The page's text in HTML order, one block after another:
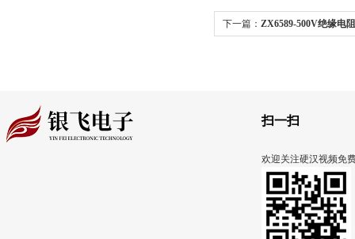
下一篇： ZX6589-500V绝缘电
扫一扫
欢迎关注硬汉视频免